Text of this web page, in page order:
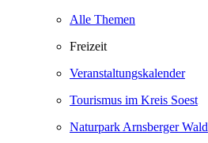
Alle Themen
Freizeit
Veranstaltungskalender
Tourismus im Kreis Soest
Naturpark Arnsberger Wald